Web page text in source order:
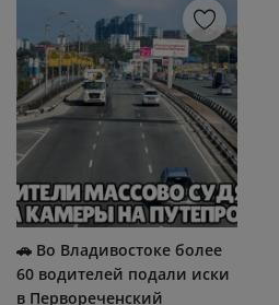
🚗 Во Владивостоке более
60 водителей подали иски
в Первореченский